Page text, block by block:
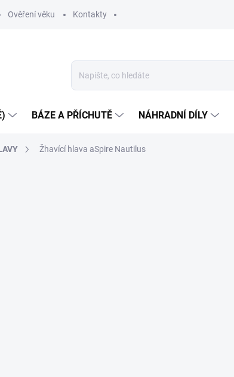
Ověření věku Kontakty
BÁZE A PŘÍCHUTĚ NÁHRADNÍ DÍLY
Žhavící hlava aSpire Nautilus